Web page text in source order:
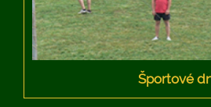
Športové